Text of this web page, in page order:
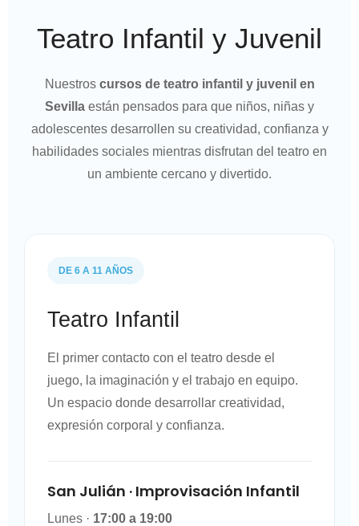
Teatro Infantil y Juvenil
Nuestros cursos de teatro infantil y juvenil en
Sevilla están pensados para que niños, niñas y
adolescentes desarrollen su creatividad, confianza y
habilidades sociales mientras disfrutan del teatro en
un ambiente cercano y divertido.
DE 6 A 11 AÑOS
Teatro Infantil
El primer contacto con el teatro desde el
juego, la imaginación y el trabajo en equipo.
Un espacio donde desarrollar creatividad,
expresión corporal y confianza.
San Julián · Improvisación Infantil
Lunes · 17:00 a 19:00